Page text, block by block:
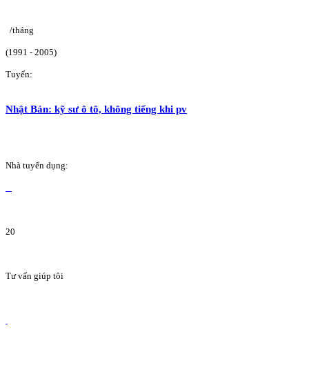
/tháng
(1991 - 2005)
Tuyển:
Nhật Bản: kỹ sư ô tô, không tiếng khi pv
Nhà tuyển dụng:
20
Tư vấn giúp tôi